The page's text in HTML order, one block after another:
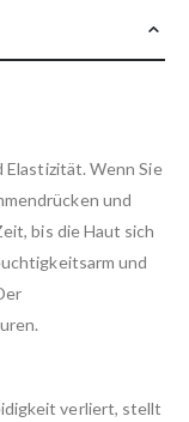
Wenn Sie
und
bis die Haut sich
und
verliert, stellt